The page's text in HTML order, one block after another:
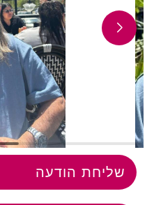
שליחת הודעה